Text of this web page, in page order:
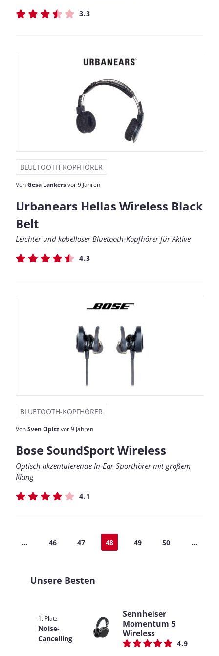
3.3
BLUETOOTH-KOPFHÖRER
VonGesa Lankersvor 9 Jahren
Urbanears Hellas Wireless Black
Belt
Leichter und kabelloser Bluetooth-Kopfhörer für Aktive
4.3
BLUETOOTH-KOPFHÖRER
VonSven Opitzvor 9 Jahren
Bose SoundSport Wireless
Optisch akzentuierende In-Ear-Sporthörer mit großem
Klang
4.1
... 46 47 48 49 50 ...
Unsere Besten
1. Platz
Noise-
Cancelling
Sennheiser
Momentum 5
Wireless
4.9